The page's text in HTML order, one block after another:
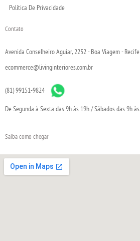
Política De Privacidade
Contato
Avenida Conselheiro Aguiar, 2252 - Boa Viagem -
ecommerce@livinginteriores.com.br
(81) 99151-9824
De Segunda à Sexta das 9h às 19h / Sábados das 9h
Saiba como chegar